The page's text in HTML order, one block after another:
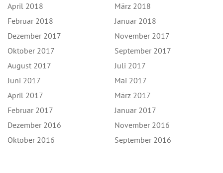
April 2018
März 2018
Februar 2018
Januar 2018
Dezember 2017
November 2017
Oktober 2017
September 2017
August 2017
Juli 2017
Juni 2017
Mai 2017
April 2017
März 2017
Februar 2017
Januar 2017
Dezember 2016
November 2016
Oktober 2016
September 2016